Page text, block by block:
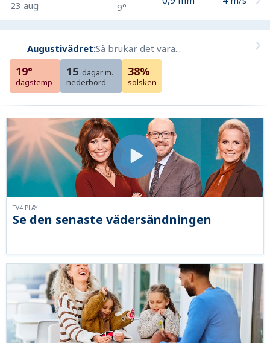
23 aug
9°
Augustivädret:Så brukar det vara...
19°
dagstemp
15 dagar m.
nederbörd
38%
solsken
Se den senaste vädersändningen
TV4 PLAY